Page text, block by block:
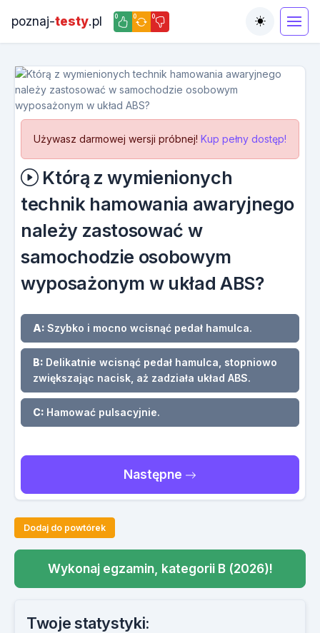
poznaj-testy.pl 0 0 0
Toggle
Używasz darmowej wersji próbnej! Kup pełny dostęp!
Którą z wymienionych
technik hamowania awaryjnego
należy zastosować w
samochodzie osobowym
wyposażonym w układ ABS?
A: Szybko i mocno wcisnąć pedał hamulca.
B: Delikatnie wcisnąć pedał hamulca, stopniowo
zwiększając nacisk, aż zadziała układ ABS.
C: Hamować pulsacyjnie.
Następne
Dodaj do powtórek
Wykonaj egzamin, kategorii B (2026)!
Twoje statystyki: